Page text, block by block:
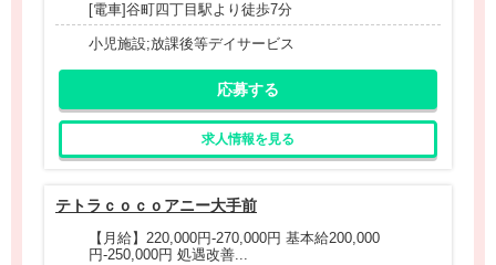
[電車]谷町四丁目駅より徒歩7分
小児施設;放課後等デイサービス
応募する
求人情報を見る
テトラｃｏｃｏアニー大手前
【月給】220,000円-270,000円 基本給200,000
円-250,000円 処遇改善...